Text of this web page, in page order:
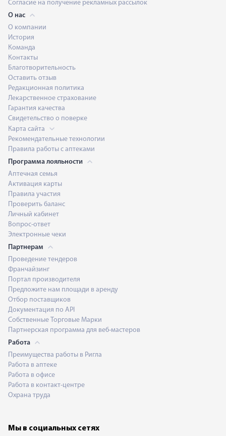
Согласие на получение рекламных рассылок
О нас
О компании
История
Команда
Контакты
Благотворительность
Оставить отзыв
Редакционная политика
Лекарственное страхование
Гарантия качества
Свидетельство о поверке
Карта сайта
Рекомендательные технологии
Правила работы с аптеками
Программа лояльности
Аптечная семья
Активация карты
Правила участия
Проверить баланс
Личный кабинет
Вопрос-ответ
Электронные чеки
Партнерам
Проведение тендеров
Франчайзинг
Портал производителя
Предложите нам площади в аренду
Отбор поставщиков
Документация по API
Собственные Торговые Марки
Партнерская программа для веб-мастеров
Работа
Преимущества работы в Ригла
Работа в аптеке
Работа в офисе
Работа в контакт-центре
Охрана труда
Мы в социальных сетях